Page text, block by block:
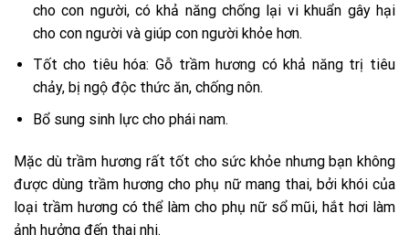
cho con người, có khả năng chống lại vi khuẩn gây hại
cho con người và giúp con người khỏe hơn.
Tốt cho tiêu hóa: Gỗ trầm hương có khả năng trị tiêu
chảy, bị ngộ độc thức ăn, chống nôn.
Bổ sung sinh lực cho phái nam.
Mặc dù trầm hương rất tốt cho sức khỏe nhưng bạn không
được dùng trầm hương cho phụ nữ mang thai, bởi khói của
loại trầm hương có thể làm cho phụ nữ sổ mũi, hắt hơi làm
ảnh hưởng đến thai nhi.